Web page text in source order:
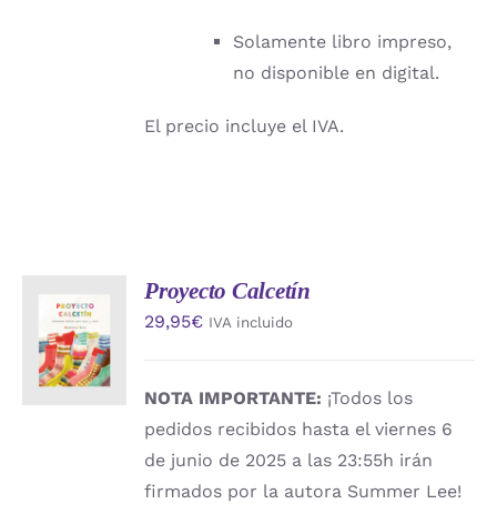
Solamente libro impreso,
no disponible en digital.
El precio incluye el IVA.
AÑADIR
AL
CARRITO
/
DETALLES
Proyecto Calcetín
29,95€ IVA incluido
NOTA IMPORTANTE: ¡Todos los
pedidos recibidos hasta el viernes 6
de junio de 2025 a las 23:55h irán
firmados por la autora Summer Lee!